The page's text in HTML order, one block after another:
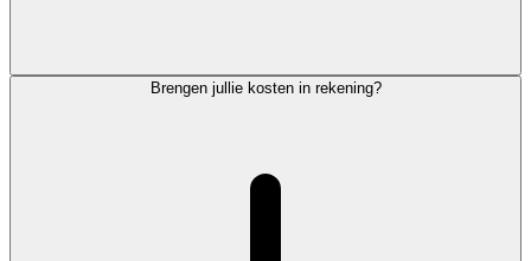
Brengen jullie kosten in rekening?